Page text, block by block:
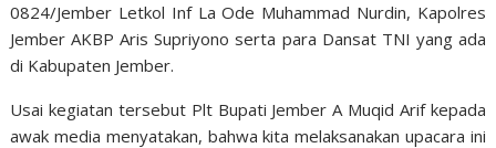
0824/Jember Letkol Inf La Ode Muhammad Nurdin, Kapolres
Jember AKBP Aris Supriyono serta para Dansat TNI yang ada
di Kabupaten Jember.
Usai kegiatan tersebut Plt Bupati Jember A Muqid Arif kepada
awak media menyatakan, bahwa kita melaksanakan upacara ini